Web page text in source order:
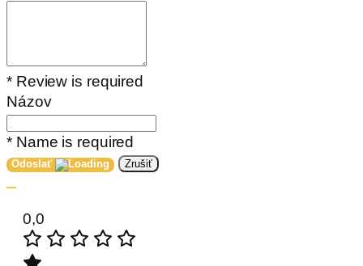
* Review is required
Názov
* Name is required
Odoslať Zrušiť
0,0